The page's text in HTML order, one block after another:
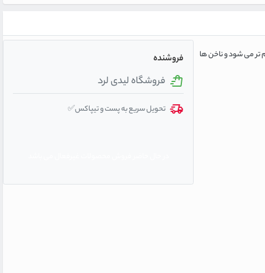
تر می شود و ناخن ها
فروشنده
فروشگاه لیدی لرد
تحویل سریع به پست و تیپاکس✅